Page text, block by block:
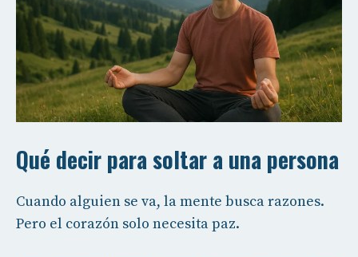
Qué decir para soltar a una persona
Cuando alguien se va, la mente busca razones.
Pero el corazón solo necesita paz.